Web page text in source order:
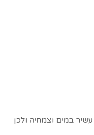
במים וצמחיה ולכן